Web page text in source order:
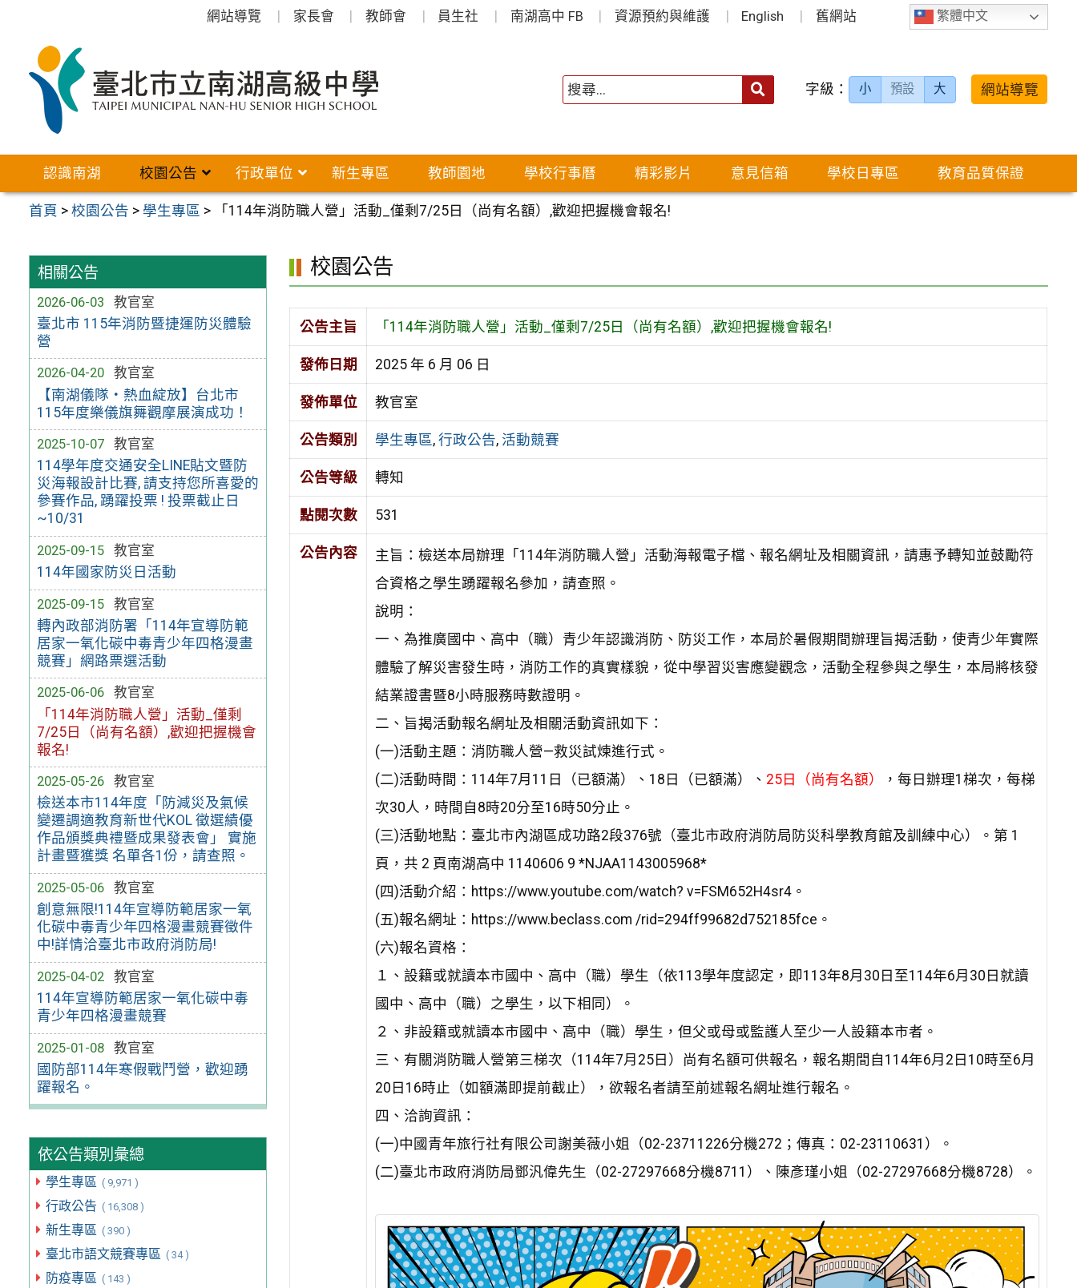
繁體中文
網站導覽 家長會 教師會 員生社 南湖高中 FB 資源預約與維護 English 舊網站
字級： 小 預設 大 網站導覽
認識南湖 校園公告 行政單位 新生專區 教師園地 學校行事曆 精彩影片 意見信箱 學校日專區 教育品質保證
首頁 >校園公告 > 學生專區 > 「114年消防職人營」活動_僅剩7/25日（尚有名額）,歡迎把握機會報名!
相關公告
2026-06-03
教官室
臺北市 115年消防暨捷運防災體驗
營
2026-04-20
教官室
【南湖儀隊・熱血綻放】台北市
115年度樂儀旗舞觀摩展演成功！
2025-10-07
教官室
114學年度交通安全LINE貼文暨防
災海報設計比賽, 請支持您所喜愛的
參賽作品, 踴躍投票 ! 投票截止日
~10/31
2025-09-15
教官室
114年國家防災日活動
2025-09-15
教官室
轉內政部消防署「114年宣導防範
居家一氧化碳中毒青少年四格漫畫
競賽」網路票選活動
2025-06-06
教官室
「114年消防職人營」活動_僅剩
7/25日（尚有名額）,歡迎把握機會
報名!
2025-05-26
教官室
檢送本市114年度「防減災及氣候
變遷調適教育新世代KOL 徵選績優
作品頒獎典禮暨成果發表會」 實施
計畫暨獲獎 名單各1份，請查照。
2025-05-06
教官室
創意無限!114年宣導防範居家一氧
化碳中毒青少年四格漫畫競賽徵件
中!詳情洽臺北市政府消防局!
2025-04-02
教官室
114年宣導防範居家一氧化碳中毒
青少年四格漫畫競賽
2025-01-08
教官室
國防部114年寒假戰鬥營，歡迎踴
躍報名。
依公告類別彙總
學生專區 ( 9,971 )
行政公告 ( 16,308 )
新生專區 ( 390 )
臺北市語文競賽專區 ( 34 )
防疫專區 ( 143 )
校園公告
公告主旨 「114年消防職人營」活動_僅剩7/25日（尚有名額）,歡迎把握機會報名!
發佈日期 2025 年 6 月 06 日
發佈單位 教官室
公告類別 學生專區, 行政公告, 活動競賽
公告等級 轉知
點閱次數 531
公告內容
主旨：檢送本局辦理「114年消防職人營」活動海報電子檔、報名網址及相關資訊，請惠予轉知並鼓勵符
合資格之學生踴躍報名參加，請查照。
說明：
一、為推廣國中、高中（職）青少年認識消防、防災工作，本局於暑假期間辦理旨揭活動，使青少年實際
體驗了解災害發生時，消防工作的真實樣貌，從中學習災害應變觀念，活動全程參與之學生，本局將核發
結業證書暨8小時服務時數證明。
二、旨揭活動報名網址及相關活動資訊如下：
(一)活動主題：消防職人營—救災試煉進行式。
(二)活動時間：114年7月11日（已額滿）、18日（已額滿）、 25日（尚有名額）
，每日辦理1梯次，每梯
次30人，時間自8時20分至16時50分止。
(三)活動地點：臺北市內湖區成功路2段376號（臺北市政府消防局防災科學教育館及訓練中心）。第 1
頁，共 2 頁南湖高中 1140606 9 *NJAA1143005968*
(四)活動介紹：https://www.youtube.com/watch? v=FSM652H4sr4。
(五)報名網址：https://www.beclass.com /rid=294ff99682d752185fce。
(六)報名資格：
１、設籍或就讀本市國中、高中（職）學生（依113學年度認定，即113年8月30日至114年6月30日就讀
國中、高中（職）之學生，以下相同）。
２、非設籍或就讀本市國中、高中（職）學生，但父或母或監護人至少一人設籍本市者。
三、有關消防職人營第三梯次（114年7月25日）尚有名額可供報名，報名期間自114年6月2日10時至6月
20日16時止（如額滿即提前截止），欲報名者請至前述報名網址進行報名。
四、洽詢資訊：
(一)中國青年旅行社有限公司謝美薇小姐（02-23711226分機272；傳真：02-23110631）。
(二)臺北市政府消防局鄧汎偉先生（02-27297668分機8711）、陳彥瑾小姐（02-27297668分機8728）。